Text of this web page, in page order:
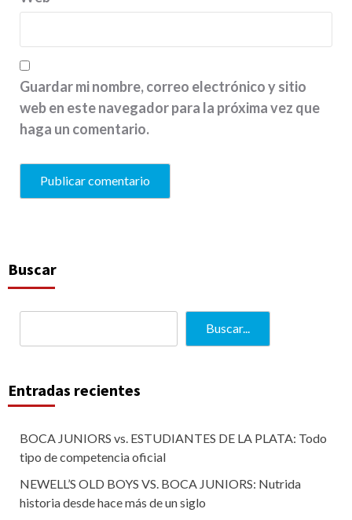
Guardar mi nombre, correo electrónico y sitio
web en este navegador para la próxima vez que
haga un comentario.
Buscar
Buscar...
Entradas recientes
BOCA JUNIORS vs. ESTUDIANTES DE LA PLATA: Todo
tipo de competencia oficial
NEWELL’S OLD BOYS VS. BOCA JUNIORS: Nutrida
historia desde hace más de un siglo